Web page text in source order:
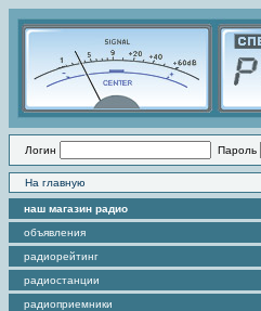
Логин Пароль
На главную
наш магазин радио
объявления
радиорейтинг
радиостанции
радиоприемники